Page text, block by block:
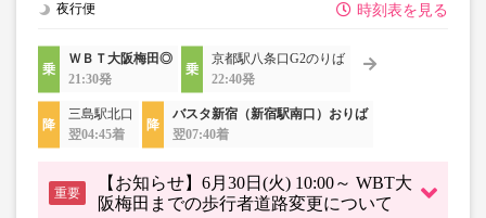
時刻表を見る
夜行便
ＷＢＴ大阪梅田◎
21:30発
京都駅八条口G2のりば
22:40発
三島駅北口
翌04:45着
バスタ新宿（新宿駅南口）おりば
翌07:40着
重要
【お知らせ】6月30日(火) 10:00～ WBT大
阪梅田までの歩行者道路変更について